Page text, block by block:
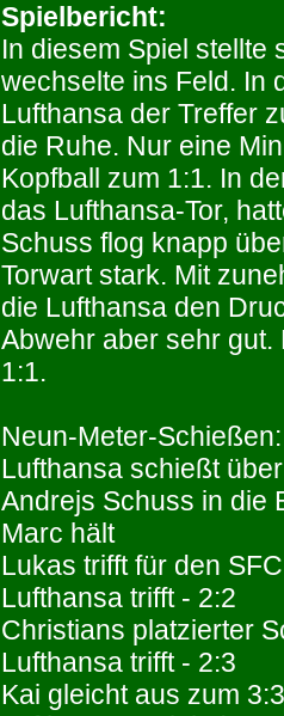
Spielbericht:
In diesem Spiel stellte
wechselte ins Feld. In
Lufthansa der Treffer
die Ruhe. Nur eine
Kopfball zum 1:1. In
das Lufthansa-Tor,
Schuss flog knapp
Torwart stark. Mit
die Lufthansa den
Abwehr aber sehr
1:1.
Neun-Meter-Schießen:
Lufthansa schießt
Andrejs Schuss in die
Marc hält
Lukas trifft für den
Lufthansa trifft - 2:2
Christians platzierter
Lufthansa trifft - 2:3
Kai gleicht aus zum 3:3